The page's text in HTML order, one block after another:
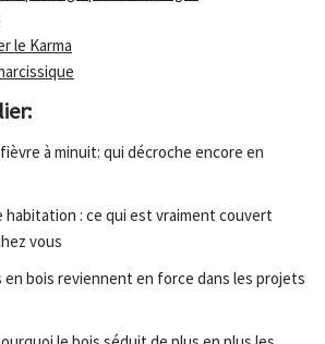
le Karma
à minuit: qui décroche encore en
habitation : ce qui est vraiment couvert
vous
bois reviennent en force dans les projets